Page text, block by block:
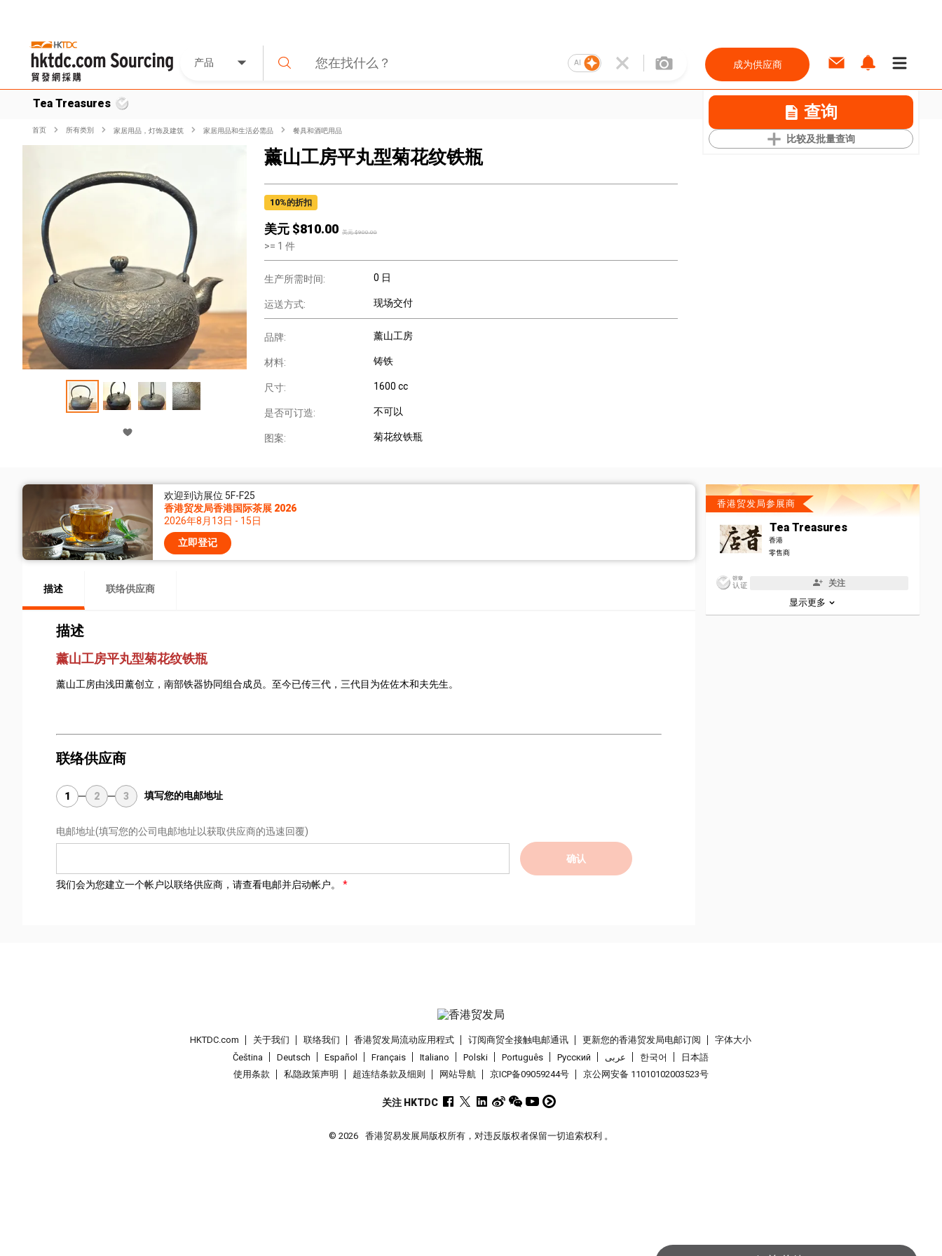
产品 AI 成为供应商
Tea Treasures 查询
比较及批量查询
首页 所有类別 家居用品，灯饰及建筑 家居用品和生活必需品 餐具和酒吧用品
薰山工房平丸型菊花纹铁瓶
10%的折扣
美元 $810.00 美元 $900.00
>= 1 件
生产所需时间: 0 日
运送方式: 现场交付
品牌: 薰山工房
材料: 铸铁
尺寸: 1600 cc
是否可订造: 不可以
图案: 菊花纹铁瓶
欢迎到访展位 5F-F25
香港贸发局香港国际茶展 2026
2026年8月13日 - 15日
立即登记
描述 联络供应商
描述
薰山工房平丸型菊花纹铁瓶
薰山工房由浅田薰创立，南部铁器协同组合成员。至今已传三代，三代目为佐佐木和夫先生。
联络供应商
1 2 3 填写您的电邮地址
电邮地址(填写您的公司电邮地址以获取供应商的迅速回覆)
确认
我们会为您建立一个帐户以联络供应商，请查看电邮并启动帐户。
香港贸发局参展商
Tea Treasures
香港
零售商
关注
显示更多
HKTDC.com 关于我们 联络我们 香港贸发局流动应用程式 订阅商贸全接触电邮通讯 更新您的香港贸发局电邮订阅
字体大小
Čeština
Deutsch Español Français Italiano Polski Português Pусский عربى 한국어
日本語
使用条款
私隐政策声明 超连结条款及细则 网站导航 京ICP备09059244号 京公网安备 11010102003523号
关注 HKTDC
© 2026 香港贸易发展局版权所有，对违反版权者保留一切追索权利 。